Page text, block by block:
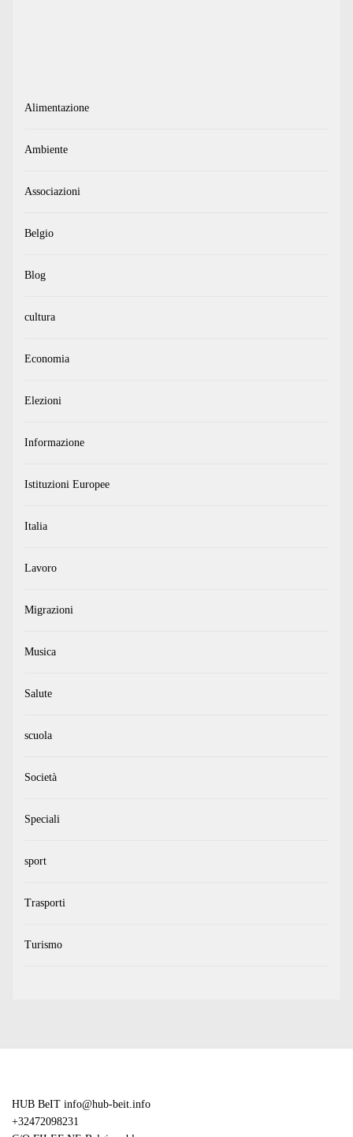
Alimentazione
Ambiente
Associazioni
Belgio
Blog
cultura
Economia
Elezioni
Informazione
Istituzioni Europee
Italia
Lavoro
Migrazioni
Musica
Salute
scuola
Società
Speciali
sport
Trasporti
Turismo
HUB BeIT info@hub-beit.info
+32472098231